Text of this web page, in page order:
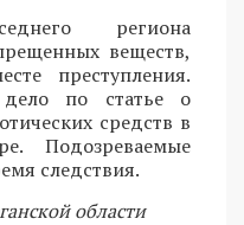
региона
веществ,
преступления.
дело по статье о
средств в
Подозреваемые
следствия.
области